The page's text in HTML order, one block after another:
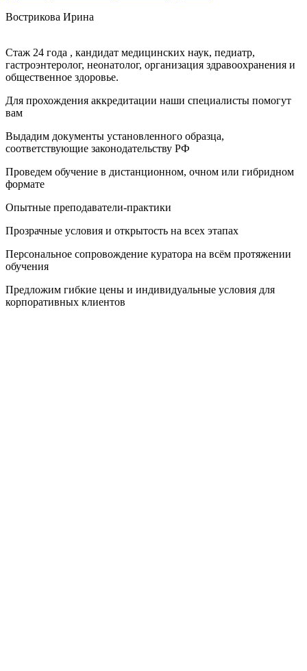
Вострикова Ирина
Стаж 24 года , кандидат медицинских наук, педиатр,
гастроэнтеролог, неонатолог, организация здравоохранения и
общественное здоровье.
Для прохождения аккредитации наши специалисты помогут
вам
Выдадим документы установленного образца,
соответствующие законодательству РФ
Проведем обучение в дистанционном, очном или гибридном
формате
Опытные преподаватели-практики
Прозрачные условия и открытость на всех этапах
Персональное сопровождение куратора на всём протяжении
обучения
Предложим гибкие цены и индивидуальные условия для
корпоративных клиентов